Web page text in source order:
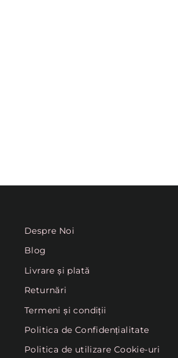
Despre Noi
Blog
Livrare și plată
Returnări
Termeni și condiții
Politica de Confidențialitate
Politica de utilizare Cookie-uri